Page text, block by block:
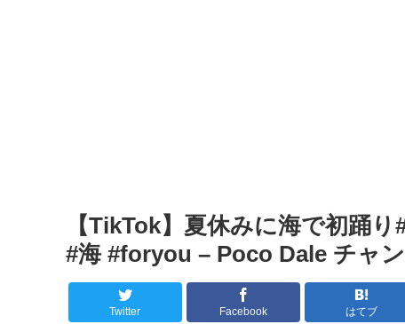
【TikTok】夏休みに海で初踊
#海 #foryou – Poco Dale チャ
Twitter Facebook はてブ